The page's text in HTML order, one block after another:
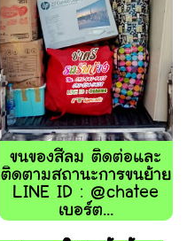
ขนของสีลม ติดต่อและ
ติดตามสถานะการขนย้าย
LINE ID : @chatee
เบอร์ต...